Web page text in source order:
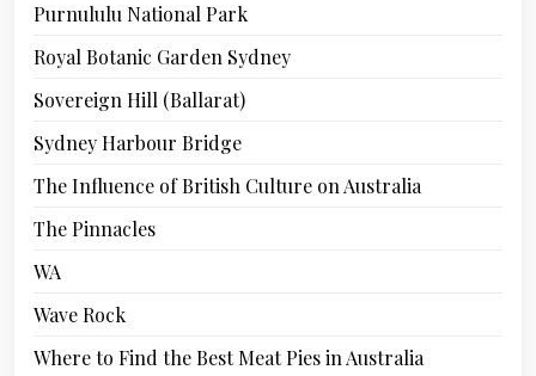
Purnululu National Park
Royal Botanic Garden Sydney
Sovereign Hill (Ballarat)
Sydney Harbour Bridge
The Influence of British Culture on Australia
The Pinnacles
WA
Wave Rock
Where to Find the Best Meat Pies in Australia